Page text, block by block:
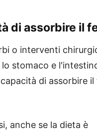
di assorbire il
o interventi
stomaco e
di assorbire
anche se la dieta è